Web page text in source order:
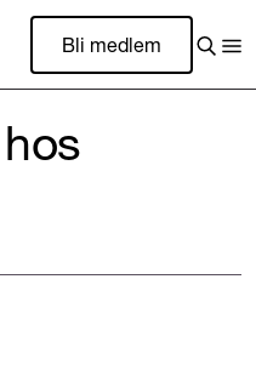
Bli medlem